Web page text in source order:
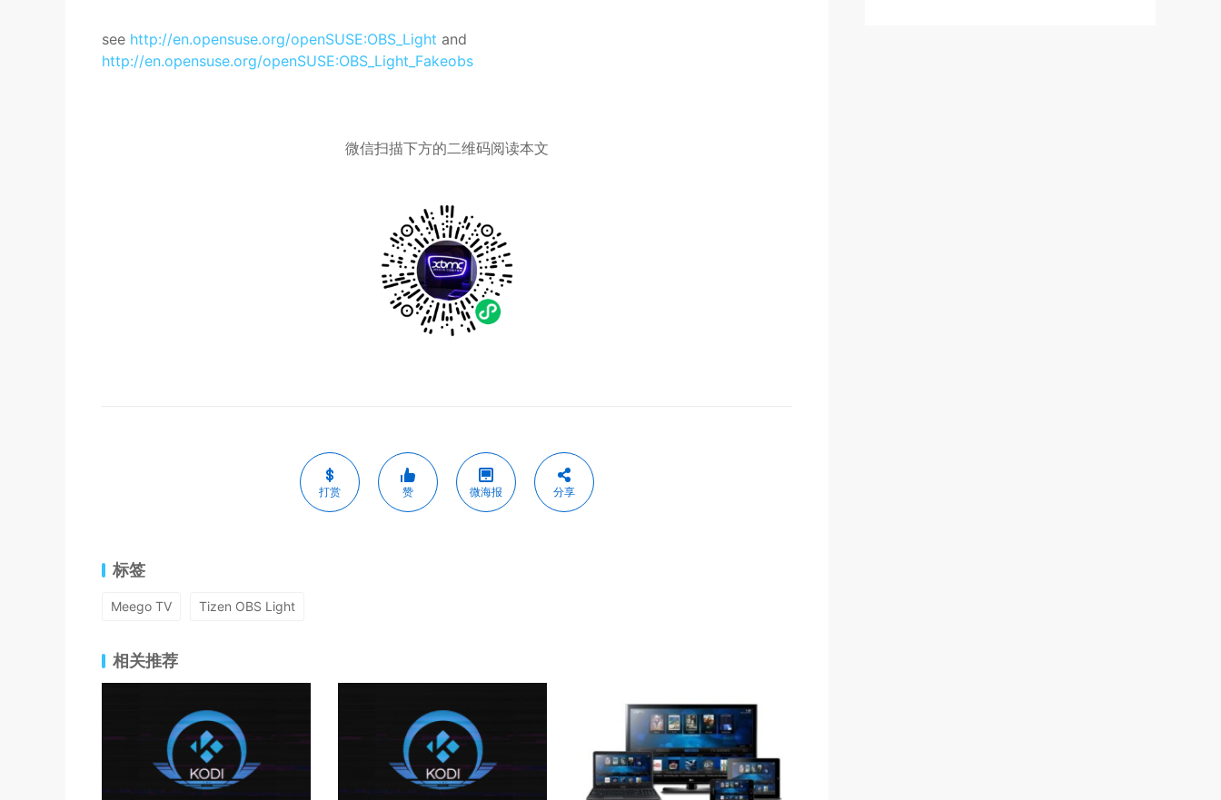
see http://en.opensuse.org/openSUSE:OBS_Light and
http://en.opensuse.org/openSUSE:OBS_Light_Fakeobs
微信扫描下方的二维码阅读本文
打赏 赞 微海报 分享
标签
Meego TV Tizen OBS Light
相关推荐